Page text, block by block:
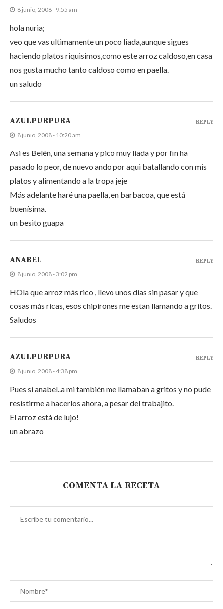
8 junio, 2008 - 9:55 am
hola nuria;
veo que vas ultimamente un poco liada,aunque sigues
haciendo platos riquisimos,como este arroz caldoso,en casa
nos gusta mucho tanto caldoso como en paella.
un saludo
AZULPURPURA
8 junio, 2008 - 10:20 am
Asi es Belén, una semana y pico muy liada y por fin ha
pasado lo peor, de nuevo ando por aqui batallando con mis
platos y alimentando a la tropa jeje
Más adelante haré una paella, en barbacoa, que está
buenísima.
un besito guapa
REPLY
ANABEL
8 junio, 2008 - 3:02 pm
HOla que arroz más rico , llevo unos dias sin pasar y que
cosas más ricas, esos chipirones me estan llamando a gritos.
Saludos
REPLY
AZULPURPURA
8 junio, 2008 - 4:38 pm
Pues si anabel..a mi también me llamaban a gritos y no pude
resistirme a hacerlos ahora, a pesar del trabajito.
El arroz está de lujo!
un abrazo
REPLY
COMENTA LA RECETA